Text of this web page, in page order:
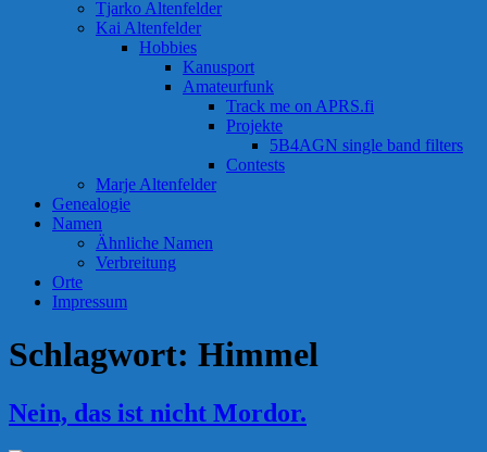
Tjarko Altenfelder
Kai Altenfelder
Hobbies
Kanusport
Amateurfunk
Track me on APRS.fi
Projekte
5B4AGN single band filters
Contests
Marje Altenfelder
Genealogie
Namen
Ähnliche Namen
Verbreitung
Orte
Impressum
Schlagwort: Himmel
Nein, das ist nicht Mordor.